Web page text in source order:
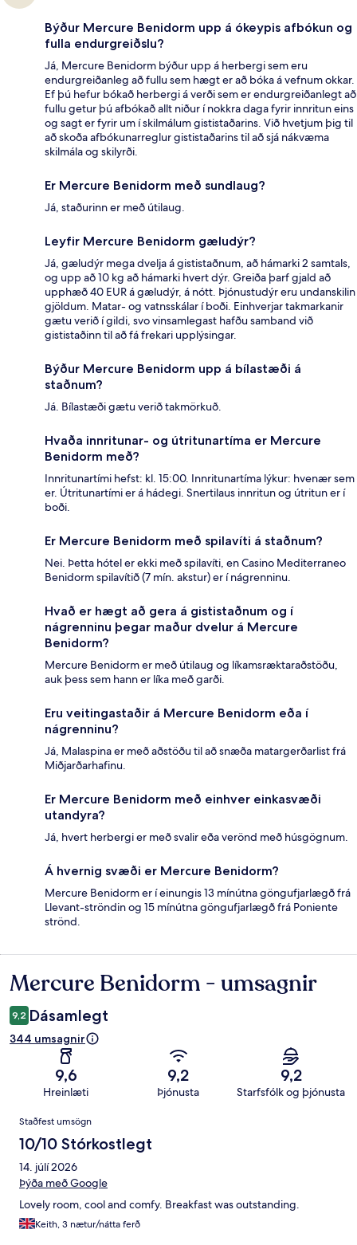
Býður Mercure Benidorm upp á ókeypis afbókun og
fulla endurgreiðslu?
Já, Mercure Benidorm býður upp á herbergi sem eru
endurgreiðanleg að fullu sem hægt er að bóka á vefnum okkar.
Ef þú hefur bókað herbergi á verði sem er endurgreiðanlegt að
fullu getur þú afbókað allt niður í nokkra daga fyrir innritun eins
og sagt er fyrir um í skilmálum gististaðarins. Við hvetjum þig til
að skoða afbókunarreglur gististaðarins til að sjá nákvæma
skilmála og skilyrði.
Er Mercure Benidorm með sundlaug?
Já, staðurinn er með útilaug.
Leyfir Mercure Benidorm gæludýr?
Já, gæludýr mega dvelja á gististaðnum, að hámarki 2 samtals,
og upp að 10 kg að hámarki hvert dýr. Greiða þarf gjald að
upphæð 40 EUR á gæludýr, á nótt. Þjónustudýr eru undanskilin
gjöldum. Matar- og vatnsskálar í boði. Einhverjar takmarkanir
gætu verið í gildi, svo vinsamlegast hafðu samband við
gististaðinn til að fá frekari upplýsingar.
Býður Mercure Benidorm upp á bílastæði á
staðnum?
Já. Bílastæði gætu verið takmörkuð.
Hvaða innritunar- og útritunartíma er Mercure
Benidorm með?
Innritunartími hefst: kl. 15:00. Innritunartíma lýkur: hvenær sem
er. Útritunartími er á hádegi. Snertilaus innritun og útritun er í
boði.
Er Mercure Benidorm með spilavíti á staðnum?
Nei. Þetta hótel er ekki með spilavíti, en Casino Mediterraneo
Benidorm spilavítið (7 mín. akstur) er í nágrenninu.
Hvað er hægt að gera á gististaðnum og í
nágrenninu þegar maður dvelur á Mercure
Benidorm?
Mercure Benidorm er með útilaug og líkamsræktaraðstöðu,
auk þess sem hann er líka með garði.
Eru veitingastaðir á Mercure Benidorm eða í
nágrenninu?
Já, Malaspina er með aðstöðu til að snæða matargerðarlist frá
Miðjarðarhafinu.
Er Mercure Benidorm með einhver einkasvæði
utandyra?
Já, hvert herbergi er með svalir eða verönd með húsgögnum.
Á hvernig svæði er Mercure Benidorm?
Mercure Benidorm er í einungis 13 mínútna göngufjarlægð frá
Llevant-ströndin og 15 mínútna göngufjarlægð frá Poniente
strönd.
Umsagnir
Mercure Benidorm - umsagnir
9,2 Dásamlegt
344 umsagnir
9,6
Hreinlæti
9,2
Þjónusta
9,2
Starfsfólk og þjónusta
Umsagnir
Staðfest umsögn
10/10 Stórkostlegt
14. júlí 2026
Þýða með Google
Lovely room, cool and comfy. Breakfast was outstanding.
Keith, 3 nætur/nátta ferð